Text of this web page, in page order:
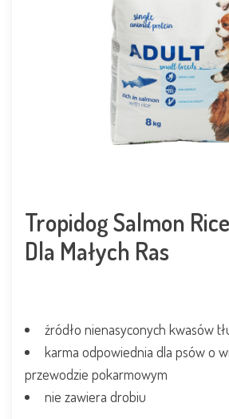
Tropidog Salmon
Dla Małych Ras
źródło nienasyconych kwasów
karma odpowiednia dla psów o
przewodzie pokarmowym
nie zawiera drobiu